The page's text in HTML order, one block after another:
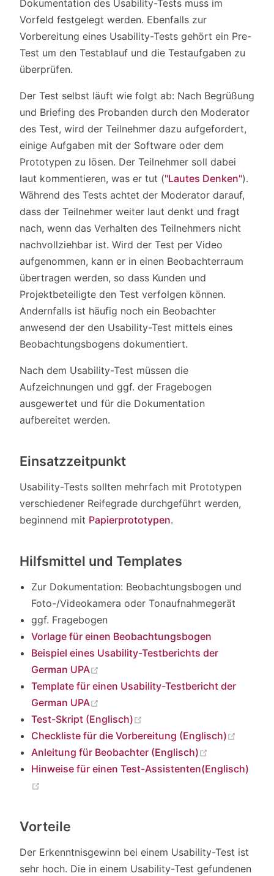
Dokumentation des Usability-Tests muss im
Vorfeld festgelegt werden. Ebenfalls zur
Vorbereitung eines Usability-Tests gehört ein Pre-
Test um den Testablauf und die Testaufgaben zu
überprüfen.
Der Test selbst läuft wie folgt ab: Nach Begrüßung
und Briefing des Probanden durch den Moderator
des Test, wird der Teilnehmer dazu aufgefordert,
einige Aufgaben mit der Software oder dem
Prototypen zu lösen. Der Teilnehmer soll dabei
laut kommentieren, was er tut ("Lautes Denken").
Während des Tests achtet der Moderator darauf,
dass der Teilnehmer weiter laut denkt und fragt
nach, wenn das Verhalten des Teilnehmers nicht
nachvollziehbar ist. Wird der Test per Video
aufgenommen, kann er in einen Beobachterraum
übertragen werden, so dass Kunden und
Projektbeteiligte den Test verfolgen können.
Andernfalls ist häufig noch ein Beobachter
anwesend der den Usability-Test mittels eines
Beobachtungsbogens dokumentiert.
Nach dem Usability-Test müssen die
Aufzeichnungen und ggf. der Fragebogen
ausgewertet und für die Dokumentation
aufbereitet werden.
Einsatzzeitpunkt
Usability-Tests sollten mehrfach mit Prototypen
verschiedener Reifegrade durchgeführt werden,
beginnend mit Papierprototypen.
Hilfsmittel und Templates
Zur Dokumentation: Beobachtungsbogen und
Foto-/Videokamera oder Tonaufnahmegerät
ggf. Fragebogen
Vorlage für einen Beobachtungsbogen
Beispiel eines Usability-Testberichts der
German UPA
Template für einen Usability-Testbericht der
German UPA
Test-Skript (Englisch)
Checkliste für die Vorbereitung (Englisch)
Anleitung für Beobachter (Englisch)
Hinweise für einen Test-Assistenten(Englisch)
Vorteile
Der Erkenntnisgewinn bei einem Usability-Test ist
sehr hoch. Die in einem Usability-Test gefundenen